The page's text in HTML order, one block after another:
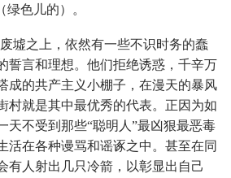
绿色儿的）。
墟之上，依然有一些不识时务的蠢
誓言和理想。他们拒绝诱惑，千辛万
成的共产主义小棚子，在漫天的暴风
就是其中最优秀的代表。正因为如
天不受到那些“聪明人”最凶狠最恶毒
活在各种谩骂和谣诼之中。甚至在同
有人射出几只冷箭，以彰显出自己